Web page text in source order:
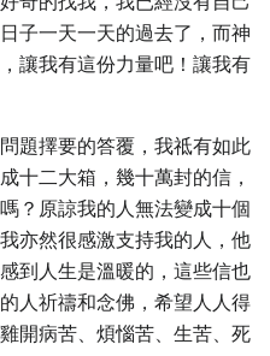
子一天一天的過去了，而神
讓我有這份力量吧！讓我有
題擇要的答覆，我祗有如此
十二大箱，幾十萬封的信，
？原諒我的人無法變成十個
亦然很感激支持我的人，他
到人生是溫暖的，這些信也
人祈禱和念佛，希望人人得
開病苦、煩惱苦、生苦、死